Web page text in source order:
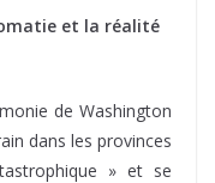
et la réalité
de Washington
dans les provinces
» et se